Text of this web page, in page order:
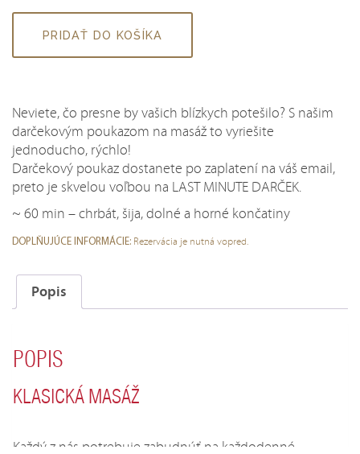
Klasická
masáž
PRIDAŤ DO KOŠÍKA
Neviete, čo presne by vašich blízkych potešilo? S našim
darčekovým poukazom na masáž to vyriešite
jednoducho, rýchlo!
Darčekový poukaz dostanete po zaplatení na váš email,
preto je skvelou voľbou na LAST MINUTE DARČEK.
~ 60 min – chrbát, šija, dolné a horné končatiny
DOPLŇUJÚCE INFORMÁCIE: Rezervácia je nutná vopred.
Popis
POPIS
KLASICKÁ MASÁŽ
Každý z nás potrebuje zabudnúť na každodenné